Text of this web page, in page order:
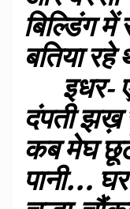
बिल्डिंग में
बतिया
इधर-
दंपती झख़
कब मेघ
पानी…